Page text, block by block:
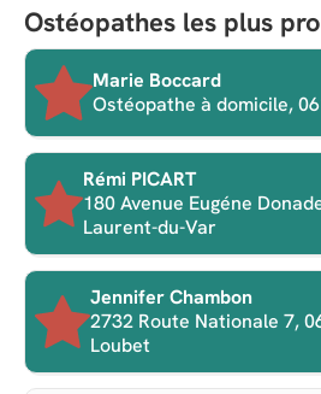
Ostéopathes les plus
Marie Boccard
Ostéopathe à domicile,
Rémi PICART
180 Avenue Eugéne
Laurent-du-Var
Jennifer Chambon
2732 Route Nationale 7,
Loubet